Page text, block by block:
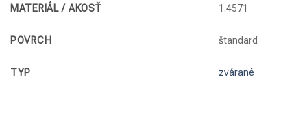
MATERIÁL / AKOSŤ 1.4571
POVRCH štandard
TYP zvárané